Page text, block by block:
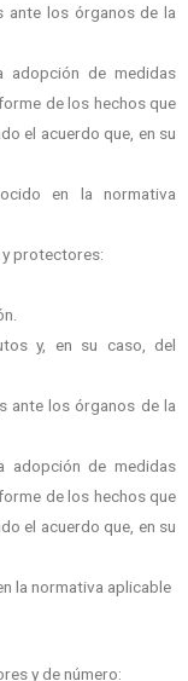
ante los órganos de la
de medidas
de los hechos que
el acuerdo que, en su
en la normativa
protectores:
y, en su caso, del
ante los órganos de la
de medidas
de los hechos que
el acuerdo que, en su
la normativa aplicable
y de número: